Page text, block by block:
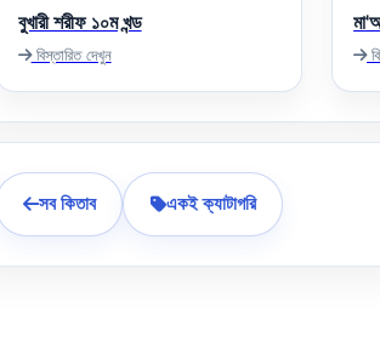
বুখারী শরীফ ১০ম খন্ড
বিস্তারিত দেখুন
সব কিতাব একই ক্যাটাগরি